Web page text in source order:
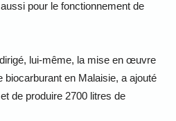
pour le fonctionnement de
lui-même, la mise en œuvre
biocarburant en Malaisie, a ajouté
de produire 2700 litres de